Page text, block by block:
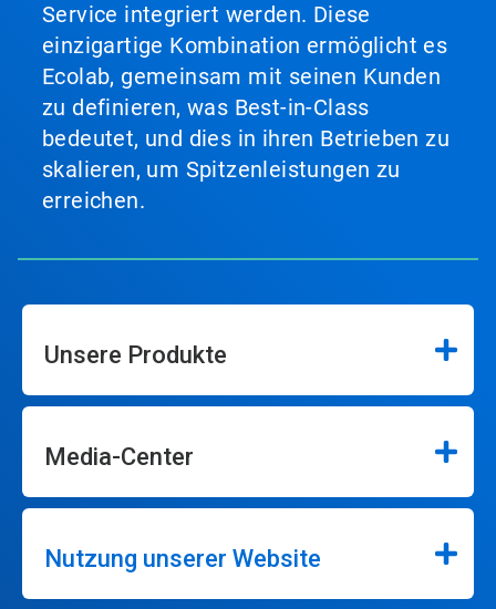
Service integriert werden. Diese
einzigartige Kombination ermöglicht es
Ecolab, gemeinsam mit seinen Kunden
zu definieren, was Best-in-Class
bedeutet, und dies in ihren Betrieben zu
skalieren, um Spitzenleistungen zu
erreichen.
Unsere Produkte
Media-Center
Nutzung unserer Website